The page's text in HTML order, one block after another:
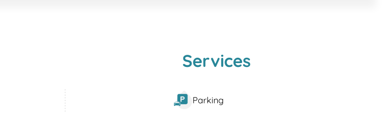
grâce aux transports en commun. Les bus 4, C2, et 502 desservent l’arrêt Maladrerie à proximité.
ou vous rendre depuis Paris avec les bus 4 et 502. Pour les automobilistes, nous sommes situés non
pratique et agréable pour vivre et travailler. Le quartier regorge de centres d’intérêt, tels que la Tour
Services
Parking